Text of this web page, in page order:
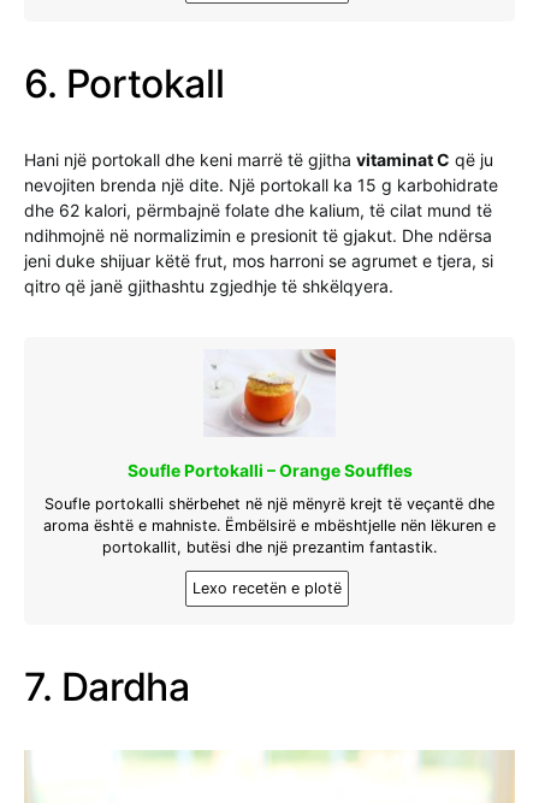
6. Portokall
Hani një portokall dhe keni marrë të gjitha vitaminat C që ju
nevojiten brenda një dite. Një portokall ka 15 g karbohidrate
dhe 62 kalori, përmbajnë folate dhe kalium, të cilat mund të
ndihmojnë në normalizimin e presionit të gjakut. Dhe ndërsa
jeni duke shijuar këtë frut, mos harroni se agrumet e tjera, si
qitro që janë gjithashtu zgjedhje të shkëlqyera.
Soufle Portokalli – Orange Souffles
Soufle portokalli shërbehet në një mënyrë krejt të veçantë dhe
aroma është e mahniste. Ëmbëlsirë e mbështjelle nën lëkuren e
portokallit, butësi dhe një prezantim fantastik.
Lexo recetën e plotë
7. Dardha